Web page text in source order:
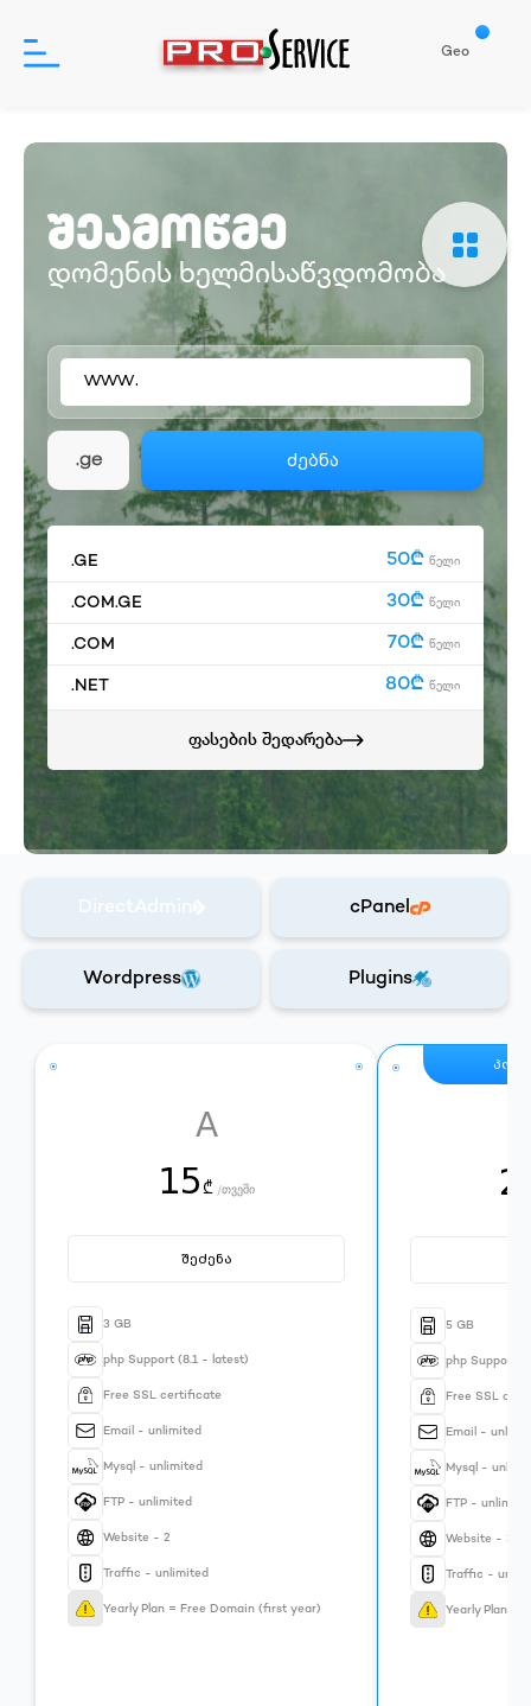
პროდუქტები
დახმარება
ჩვენ შესახებ
რეგისტრაცია
Geo
შეამოწმე
დომენის ხელმისაწვდომობა
www.
.ge ძებნა
.GE 50₾ წელი
.COM.GE 30₾ წელი
.COM 70₾ წელი
.NET 80₾ წელი
ფასების შედარება
cPanel
Wordpress Plugins
A
15 ₾ /თვეში
შეძენა
3 GB
php Support (8.1 - latest)
Free SSL certificate
Email - unlimited
Mysql - unlimited
FTP - unlimited
Website - 2
Traffic - unlimited
Yearly Plan = Free Domain (first year)
5 GB
php Support
Free SSL
Email -
Mysql -
FTP -
Website - 3
Traffic -
Yearly Plan =